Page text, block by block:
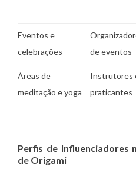
Eventos e
celebrações
de eventos
Áreas de
meditação e yoga
Instrutores
praticantes
Perfis de Influenciadores
de Origami